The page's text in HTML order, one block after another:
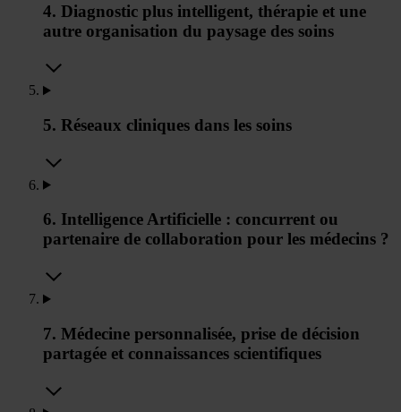
4. Diagnostic plus intelligent, thérapie et une
autre organisation du paysage des soins
5. Réseaux cliniques dans les soins
6. Intelligence Artificielle : concurrent ou
partenaire de collaboration pour les médecins ?
7. Médecine personnalisée, prise de décision
partagée et connaissances scientifiques